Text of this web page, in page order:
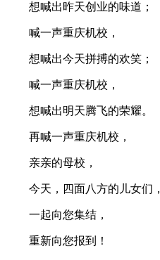
想喊出昨天创业的味道；
喊一声重庆机校，
想喊出今天拼搏的欢笑；
喊一声重庆机校，
想喊出明天腾飞的荣耀。
再喊一声重庆机校，
亲亲的母校，
今天，四面八方的儿女们，
一起向您集结，
重新向您报到！